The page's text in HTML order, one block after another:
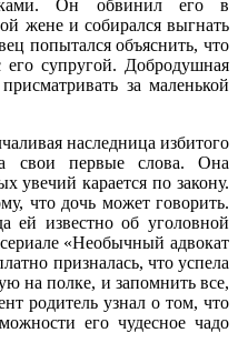
Он обвинил его в
жене и собирался выгнать
попытался объяснить, что
супругой. Добродушная
за маленькой
наследница избитого
свои первые слова. Она
увечий карается по закону.
что дочь может говорить.
ей известно об уголовной
«Необычный адвокат
призналась, что успела
на полке, и запомнить все,
родитель узнал о том, что
его чудесное чадо